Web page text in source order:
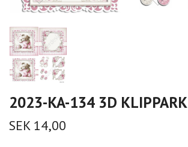
2023-KA-134 3D KLIPPARK
SEK 14,00